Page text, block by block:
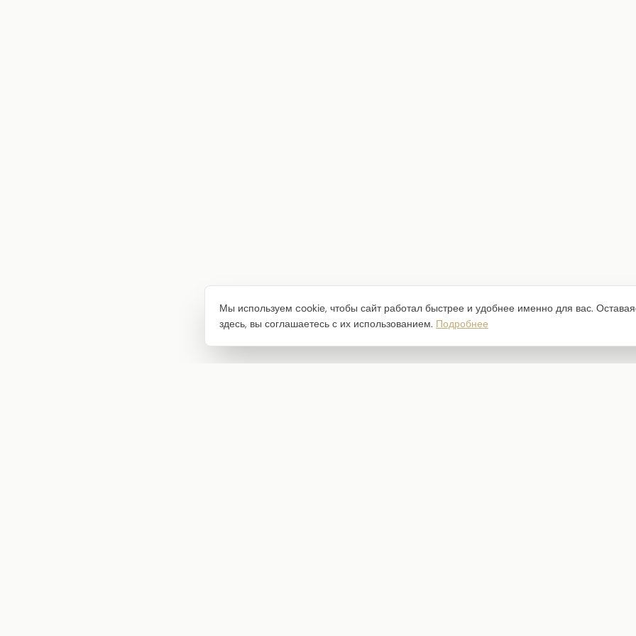
Мы используем cookie, чтобы сайт работал быстрее и удобнее именно для вас.
здесь, вы соглашаетесь с их использованием. Подробнее